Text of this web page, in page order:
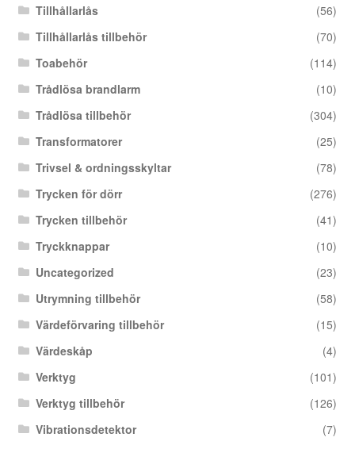
Tillhållarlås
(56)
Tillhållarlås tillbehör
(70)
Toabehör
(114)
Trådlösa brandlarm
(10)
Trådlösa tillbehör
(304)
Transformatorer
(25)
Trivsel & ordningsskyltar
(78)
Trycken för dörr
(276)
Trycken tillbehör
(41)
Tryckknappar
(10)
Uncategorized
(23)
Utrymning tillbehör
(58)
Värdeförvaring tillbehör
(15)
Värdeskåp
(4)
Verktyg
(101)
Verktyg tillbehör
(126)
Vibrationsdetektor
(7)